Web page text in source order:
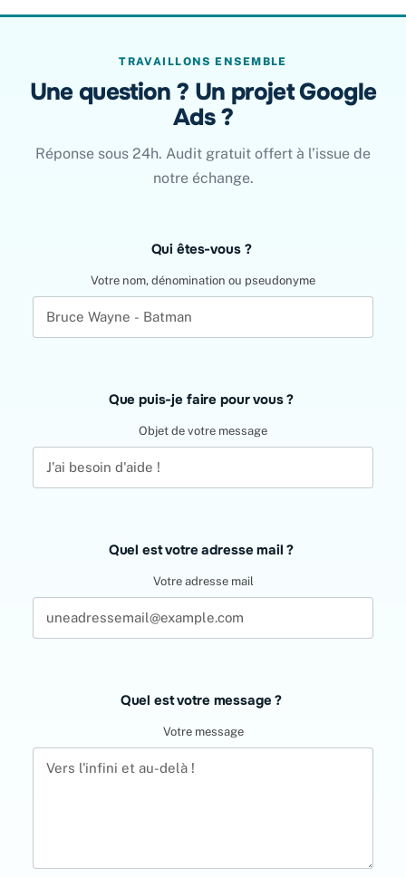
TRAVAILLONS ENSEMBLE
Une question ? Un projet Google
Ads ?
Réponse sous 24h. Audit gratuit offert à l’issue de
notre échange.
blank
Qui êtes-vous ?
Votre nom, dénomination ou pseudonyme
Que puis-je faire pour vous ?
Objet de votre message
Quel est votre adresse mail ?
Votre adresse mail
Quel est votre message ?
Votre message